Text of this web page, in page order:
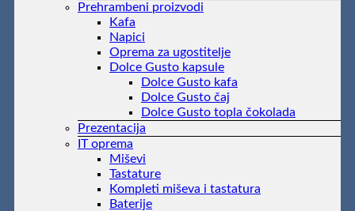
Prehrambeni proizvodi
Kafa
Napici
Oprema za ugostitelje
Dolce Gusto kapsule
Dolce Gusto kafa
Dolce Gusto čaj
Dolce Gusto topla čokolada
Prezentacija
IT oprema
Miševi
Tastature
Kompleti miševa i tastatura
Baterije